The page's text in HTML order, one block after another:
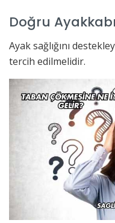
Doğru
Ayak sağlığını
tercih edilmelidir.